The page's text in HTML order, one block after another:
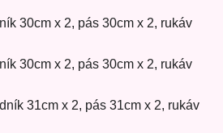
30cm x 2, pás 30cm x 2, rukáv
30cm x 2, pás 30cm x 2, rukáv
31cm x 2, pás 31cm x 2, rukáv